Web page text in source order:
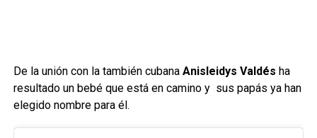
De la unión con la también cubana Anisleidys Valdés ha
resultado un bebé que está en camino y sus papás ya han
elegido nombre para él.